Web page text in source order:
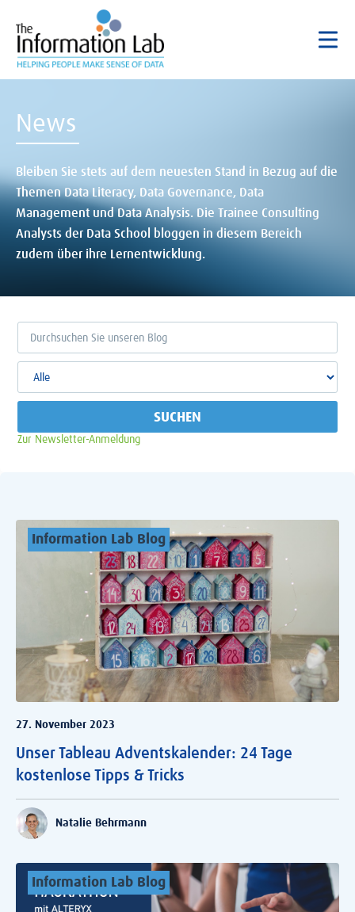
News
Bleiben Sie stets auf dem neuesten Stand in Bezug auf die
Themen Data Literacy, Data Governance, Data
Management und Data Analysis. Die Trainee Consulting
Analysts der Data School bloggen in diesem Bereich
zudem über ihre Lernentwicklung.
SUCHEN
Zur Newsletter-Anmeldung
Information Lab Blog
27. November 2023
Unser Tableau Adventskalender: 24 Tage
kostenlose Tipps & Tricks
Natalie Behrmann
Information Lab Blog